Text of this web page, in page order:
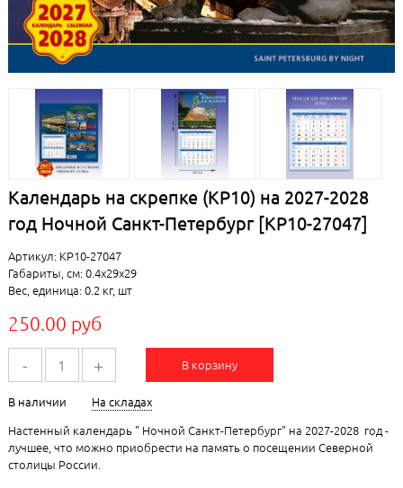
Календарь на скрепке (КР10) на 2027-2028
год Ночной Санкт-Петербург [КР10-27047]
Артикул: КР10-27047
Габариты, см: 0.4x29x29
Вес, единица: 0.2 кг, шт
250.00 руб
- + В корзину
В наличии
На складах
Настенный календарь " Ночной Санкт-Петербург" на 2027-2028 год -
лучшее, что можно приобрести на память о посещении Северной
столицы России.